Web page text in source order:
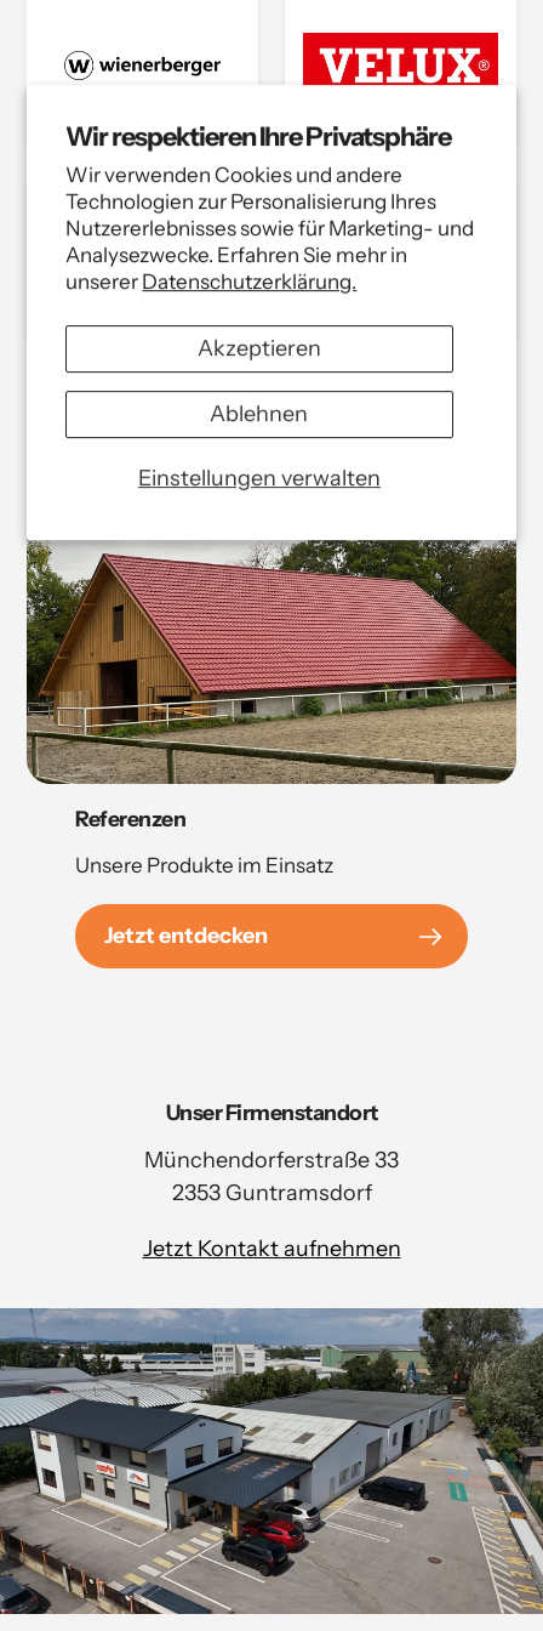
Wir respektieren Ihre Privatsphäre
Wir verwenden Cookies und andere
Technologien zur Personalisierung Ihres
Nutzererlebnisses sowie für Marketing- und
Analysezwecke. Erfahren Sie mehr in
unserer Datenschutzerklärung.
Einstellungen verwalten
Akzeptieren
Ablehnen
Referenzen
Unsere Produkte im Einsatz
Jetzt entdecken
Unser Firmenstandort
Münchendorferstraße 33
2353 Guntramsdorf
Jetzt Kontakt aufnehmen